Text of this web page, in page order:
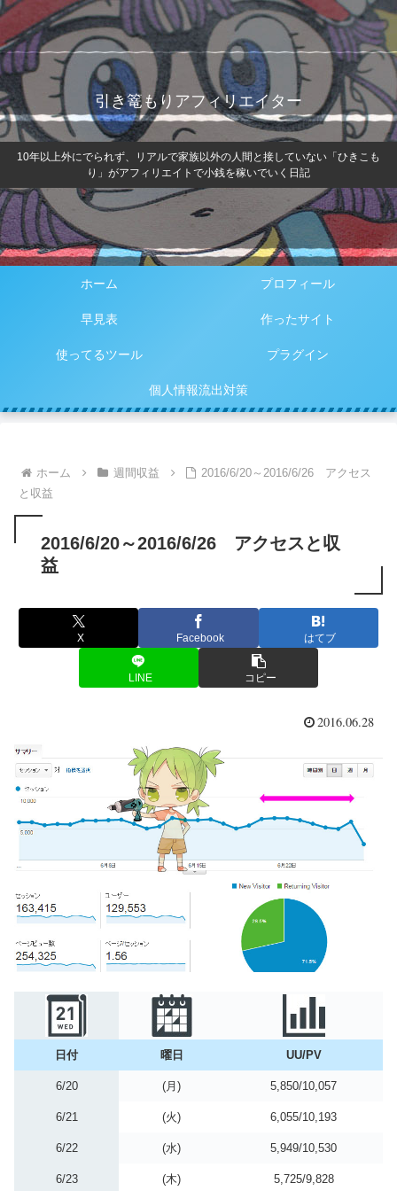
引き篭もりアフィリエイター
10年以上外にでられず、リアルで家族以外の人間と接していない「ひきこも
り」がアフィリエイトで小銭を稼いでいく日記
ホーム プロフィール
早見表 作ったサイト
使ってるツール プラグイン
個人情報流出対策
ホーム 週間収益
2016/6/20～2016/6/26 アクセス
と収益
2016/6/20～2016/6/26 アクセスと収
益
X Facebook はてブ
LINE コピー
2016.06.28
日付 曜日 UU/PV
6/20 (月) 5,850/10,057
6/21 (火) 6,055/10,193
6/22 (水) 5,949/10,530
6/23 (木) 5,725/9,828